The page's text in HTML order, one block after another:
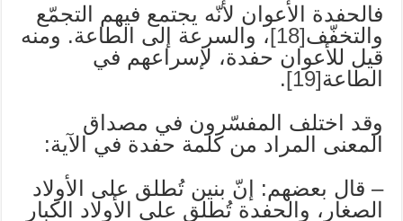
فالحفدة الأعوان لأنّه يجتمع فيهم التجمّع
والتخفّف[18]
، والسرعة إلى الطاعة. ومنه
قيل للأعوان حفدة، لإسراعهم في
الطاعة[19]
.
وقد اختلف المفسّرون في مصداق
المعنى المراد من كلمة حفدة في الآية:
– قال بعضهم: إنّ بنين تُطلق على الأولاد
الصغار، والحفدة تُطلق على الأولاد الكبار